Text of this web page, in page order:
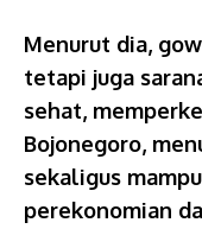
Menurut dia,
tetapi juga
sehat,
Bojonegoro,
sekaligus
perekonomian